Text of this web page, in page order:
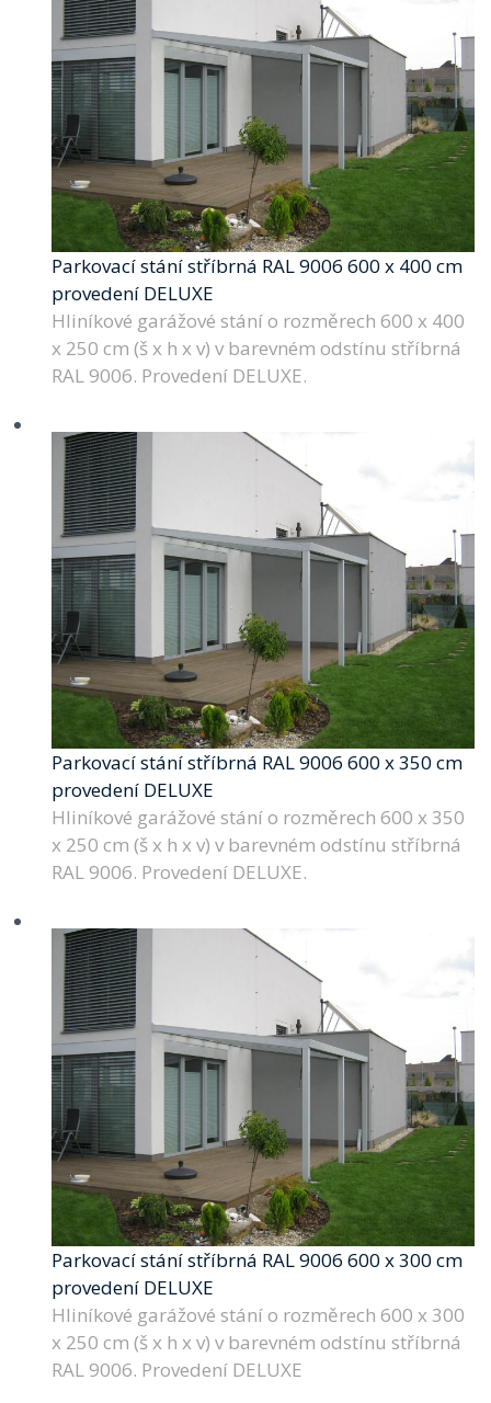
Parkovací stání stříbrná RAL 9006 600 x 400 cm
provedení DELUXE
Hliníkové garážové stání o rozměrech 600 x 400
x 250 cm (š x h x v) v barevném odstínu stříbrná
RAL 9006. Provedení DELUXE.
Parkovací stání stříbrná RAL 9006 600 x 350 cm
provedení DELUXE
Hliníkové garážové stání o rozměrech 600 x 350
x 250 cm (š x h x v) v barevném odstínu stříbrná
RAL 9006. Provedení DELUXE.
Parkovací stání stříbrná RAL 9006 600 x 300 cm
provedení DELUXE
Hliníkové garážové stání o rozměrech 600 x 300
x 250 cm (š x h x v) v barevném odstínu stříbrná
RAL 9006. Provedení DELUXE